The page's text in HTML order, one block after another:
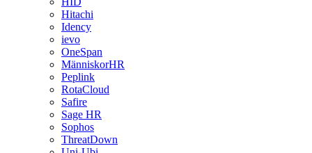
Hitachi
Idency
ievo
OneSpan
MänniskorHR
Peplink
RotaCloud
Safire
Sage HR
Sophos
ThreatDown